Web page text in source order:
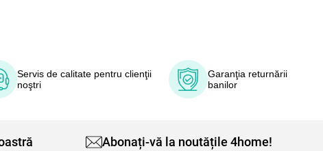
Servis de calitate pentru clienţii
noştri
Garanţia returnării
banilor
Abonați-vă la noutățile 4home!